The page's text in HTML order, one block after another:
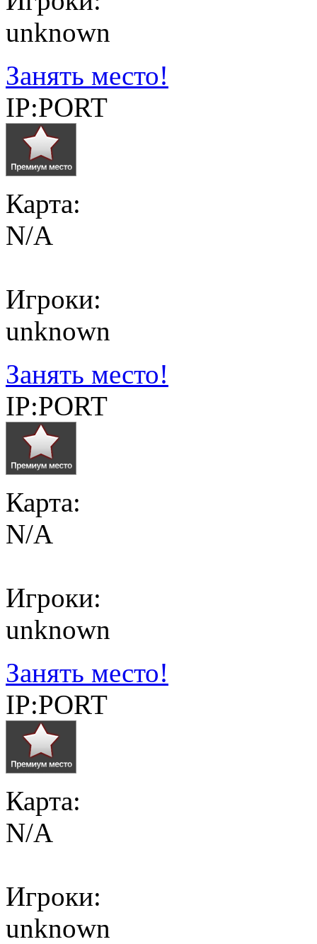
unknown
Занять место!
IP:PORT
Карта:
N/A
Игроки:
unknown
Занять место!
IP:PORT
Карта:
N/A
Игроки:
unknown
Занять место!
IP:PORT
Карта:
N/A
Игроки:
unknown